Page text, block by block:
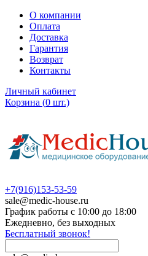
О компании
Оплата
Доставка
Гарантия
Возврат
Контакты
Личный кабинет
Корзина (0 шт.)
+7(916)153-53-59
sale@medic-house.ru
График работы с 10:00 до 18:00
Ежедневно, без выходных
Бесплатный звонок!